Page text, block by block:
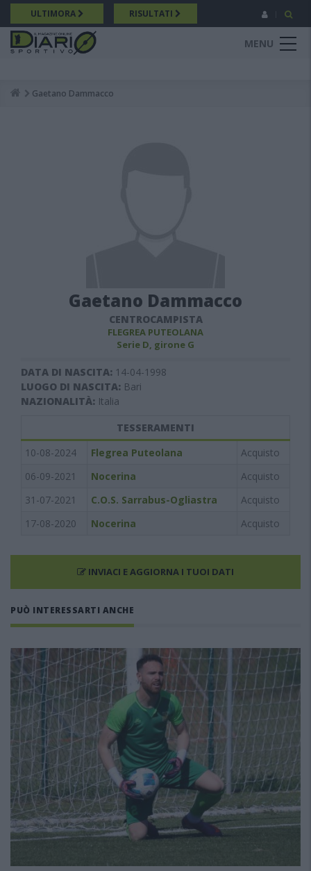
Salta
al
contenuto
principale
ULTIMORA RISULTATI
MENU
Breadcrumb
Gaetano Dammacco
Gaetano Dammacco
CENTROCAMPISTA
FLEGREA PUTEOLANA
Serie D, girone G
DATA DI NASCITA: 14-04-1998
LUOGO DI NASCITA: Bari
NAZIONALITÀ: Italia
TESSERAMENTI
10-08-2024
Flegrea Puteolana
Acquisto
06-09-2021
Nocerina
Acquisto
31-07-2021
C.O.S. Sarrabus-Ogliastra
Acquisto
17-08-2020
Nocerina Acquisto
INVIACI E AGGIORNA I TUOI DATI
PUÒ INTERESSARTI ANCHE